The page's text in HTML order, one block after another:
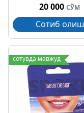
20 000 СЎМ
Сотиб олиш
сотувда мавжуд